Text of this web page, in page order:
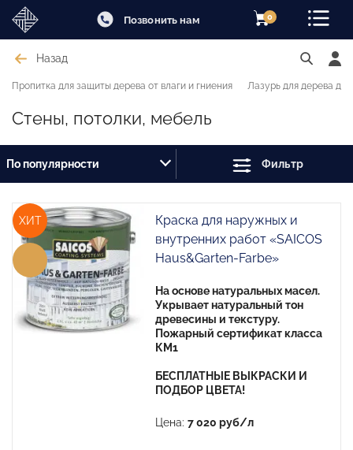
Позвонить нам 0
Назад
Пропитка для защиты дерева от влаги и гниения Лазурь для дерева
Стены, потолки, мебель
По популярности Фильтр
ХИТ
Краска для наружных и
внутренних работ «SAICOS
Haus&Garten-Farbe»
На основе натуральных масел.
Укрывает натуральный тон
древесины и текстуру.
Пожарный сертификат класса
КМ1
БЕСПЛАТНЫЕ ВЫКРАСКИ И
ПОДБОР ЦВЕТА!
Цена:7 020 руб/л